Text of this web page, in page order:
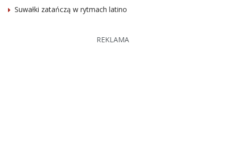
Suwałki zatańczą w rytmach latino
REKLAMA